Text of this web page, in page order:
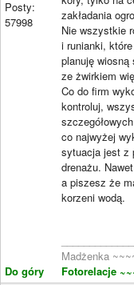
Posty:
57998
Do góry
zakładania
Nie wszystkie
i runianki,
planuję
ze żwirkiem
Co do firm
kontroluj,
co najwyżej
sytuacja jest z
drenażu.
a piszesz że
korzeni wodą.
Madżenka
Fotorelacje